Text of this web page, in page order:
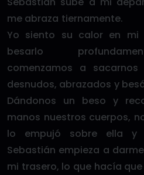
me abraza tiernamente.
Yo siento su calor en mi
besarlo
comenzamos a
desnudos, abrazados y
Dándonos un beso y
manos nuestros cuerpos,
lo empujó sobre ella y
Sebastián empieza a
mi trasero, lo que hacía